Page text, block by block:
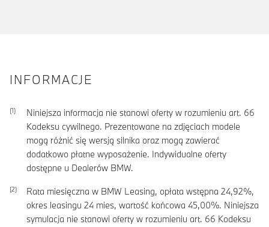
INFORMACJE
Niniejsza informacja nie stanowi oferty w rozumieniu art. 66
Kodeksu cywilnego. Prezentowane na zdjęciach modele
mogą różnić się wersją silnika oraz mogą zawierać
dodatkowo płatne wyposażenie. Indywidualne oferty
dostępne u Dealerów BMW.
Rata miesięczna w BMW Leasing, opłata wstępna 24,92%,
okres leasingu 24 mies, wartość końcowa 45,00%. Niniejsza
symulacja nie stanowi oferty w rozumieniu art. 66 Kodeksu